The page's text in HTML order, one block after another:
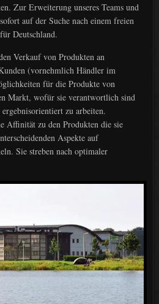
Zur Erweiterung unseres Teams und
auf der Suche nach einem freien
Deutschland.
Verkauf von Produkten an
(vornehmlich Händler im
für die Produkte von
Markt, wofür sie verantwortlich sind
zu arbeiten.
Affinität zu den Produkten die sie
Aspekte auf
Sie streben nach optimaler